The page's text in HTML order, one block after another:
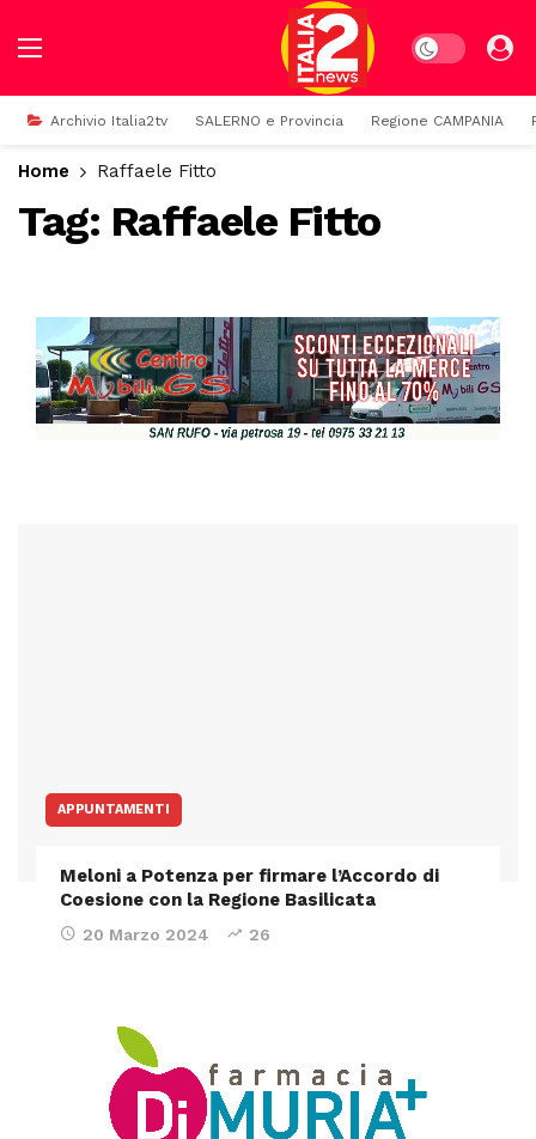
Dark mode
Archivio Italia2tv SALERNO e Provincia Regione CAMPANIA
Home Raffaele Fitto
Tag: Raffaele Fitto
APPUNTAMENTI
Meloni a Potenza per firmare l’Accordo di
Coesione con la Regione Basilicata
20 Marzo 2024 26